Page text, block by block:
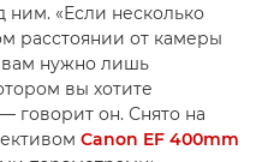
«Если несколько
расстоянии от камеры
нужно лишь
вы хотите
говорит он. Снято на
Canon EF 400mm